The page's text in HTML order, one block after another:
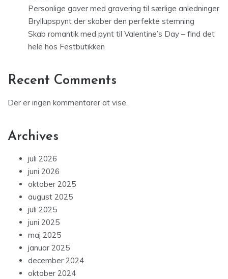
Personlige gaver med gravering til særlige anledninger
Bryllupspynt der skaber den perfekte stemning
Skab romantik med pynt til Valentine’s Day – find det
hele hos Festbutikken
Recent Comments
Der er ingen kommentarer at vise.
Archives
juli 2026
juni 2026
oktober 2025
august 2025
juli 2025
juni 2025
maj 2025
januar 2025
december 2024
oktober 2024